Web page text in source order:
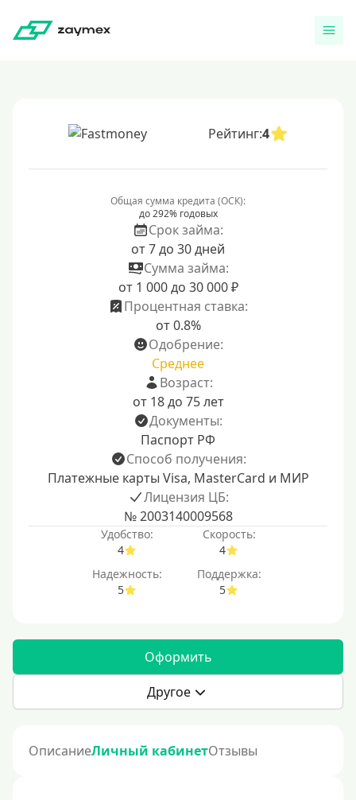
Рейтинг:4
Общая сумма кредита (ОСК):
до 292% годовых
Срок займа:
от 7 до 30 дней
Сумма займа:
от 1 000 до 30 000 ₽
Процентная ставка:
от 0.8%
Одобрение:
Среднее
Возраст:
от 18 до 75 лет
Документы:
Паспорт РФ
Способ получения:
Платежные карты Visa, MasterCard и МИР
Лицензия ЦБ:
№ 2003140009568
Удобство:
4
Скорость:
4
Надежность:
5
Поддержка:
5
Оформить
Другое
ОписаниеЛичный кабинетОтзывы